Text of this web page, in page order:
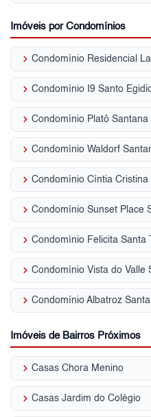
Imóveis por Condomínios
keyboard_arrow_right
keyboard_arrow_right Condomínio I9 Santo
keyboard_arrow_right Condomínio Platô Santana
keyboard_arrow_right
keyboard_arrow_right Condomínio Cíntia Cristina
keyboard_arrow_right Condomínio Sunset Place
keyboard_arrow_right Condomínio Felicita Santa
keyboard_arrow_right Condomínio Vista do Valle
keyboard_arrow_right Condomínio Albatroz
Imóveis de Bairros Próximos
keyboard_arrow_right Casas Chora Menino
keyboard_arrow_right Casas Jardim do Colégio